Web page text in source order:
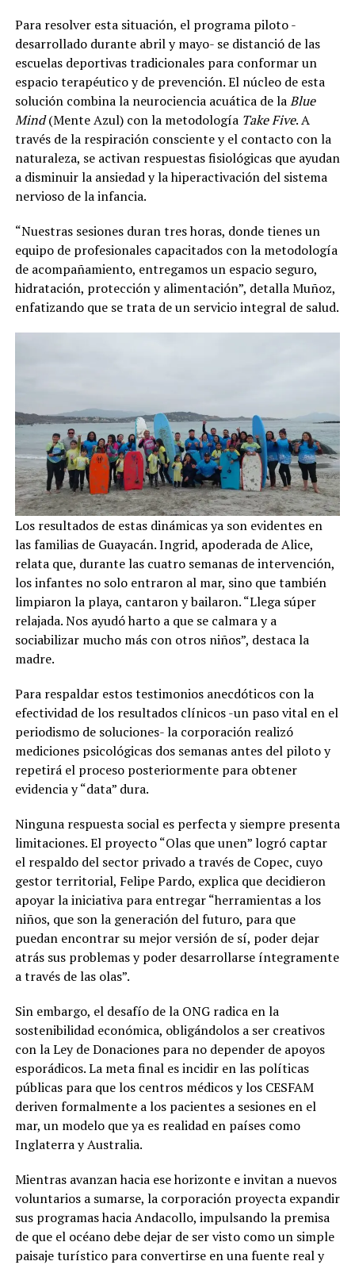
Para resolver esta situación, el programa piloto -
desarrollado durante abril y mayo- se distanció de las
escuelas deportivas tradicionales para conformar un
espacio terapéutico y de prevención. El núcleo de esta
solución combina la neurociencia acuática de laBlue
Mind(Mente Azul) con la metodología Take Five. A
través de la respiración consciente y el contacto con la
naturaleza, se activan respuestas fisiológicas que ayudan
a disminuir la ansiedad y la hiperactivación del sistema
nervioso de la infancia.
“Nuestras sesiones duran tres horas, donde tienes un
equipo de profesionales capacitados con la metodología
de acompañamiento, entregamos un espacio seguro,
hidratación, protección y alimentación”, detalla Muñoz,
enfatizando que se trata de un servicio integral de salud.
Los resultados de estas dinámicas ya son evidentes en
las familias de Guayacán. Ingrid, apoderada de Alice,
relata que, durante las cuatro semanas de intervención,
los infantes no solo entraron al mar, sino que también
limpiaron la playa, cantaron y bailaron. “Llega súper
relajada. Nos ayudó harto a que se calmara y a
sociabilizar mucho más con otros niños”, destaca la
madre.
Para respaldar estos testimonios anecdóticos con la
efectividad de los resultados clínicos -un paso vital en el
periodismo de soluciones- la corporación realizó
mediciones psicológicas dos semanas antes del piloto y
repetirá el proceso posteriormente para obtener
evidencia y “data” dura.
Ninguna respuesta social es perfecta y siempre presenta
limitaciones. El proyecto “Olas que unen” logró captar
el respaldo del sector privado a través de Copec, cuyo
gestor territorial, Felipe Pardo, explica que decidieron
apoyar la iniciativa para entregar “herramientas a los
niños, que son la generación del futuro, para que
puedan encontrar su mejor versión de sí, poder dejar
atrás sus problemas y poder desarrollarse íntegramente
a través de las olas”.
Sin embargo, el desafío de la ONG radica en la
sostenibilidad económica, obligándolos a ser creativos
con la Ley de Donaciones para no depender de apoyos
esporádicos. La meta final es incidir en las políticas
públicas para que los centros médicos y los CESFAM
deriven formalmente a los pacientes a sesiones en el
mar, un modelo que ya es realidad en países como
Inglaterra y Australia.
Mientras avanzan hacia ese horizonte e invitan a nuevos
voluntarios a sumarse, la corporación proyecta expandir
sus programas hacia Andacollo, impulsando la premisa
de que el océano debe dejar de ser visto como un simple
paisaje turístico para convertirse en una fuente real y